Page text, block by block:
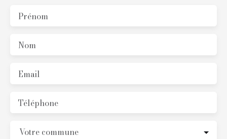
Prénom
Nom
Email
Téléphone
Votre commune